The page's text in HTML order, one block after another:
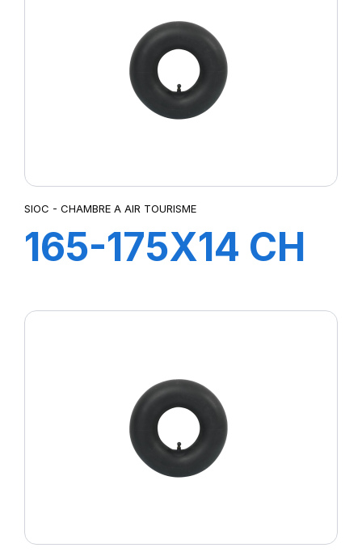
SIOC - CHAMBRE A AIR TOURISME
165-175X14 CH